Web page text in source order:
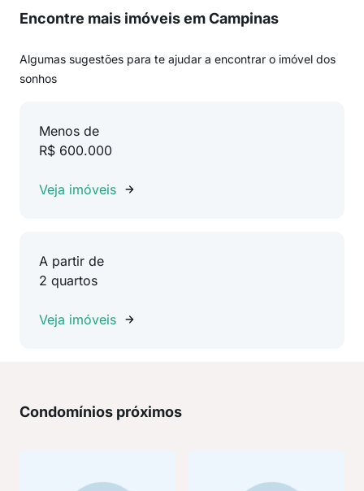
Encontre mais imóveis em Campinas
Algumas sugestões para te ajudar a encontrar o imóvel dos
sonhos
Menos de
R$ 600.000
Veja imóveis
A partir de
2 quartos
Veja imóveis
Condomínios próximos